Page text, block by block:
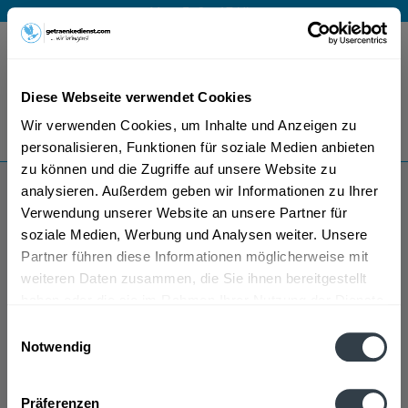
Diese Webseite verwendet Cookies
Wir verwenden Cookies, um Inhalte und Anzeigen zu
personalisieren, Funktionen für soziale Medien anbieten
zu können und die Zugriffe auf unsere Website zu
analysieren. Außerdem geben wir Informationen zu Ihrer
Verwendung unserer Website an unsere Partner für
soziale Medien, Werbung und Analysen weiter. Unsere
Partner führen diese Informationen möglicherweise mit
weiteren Daten zusammen, die Sie ihnen bereitgestellt
Notwendig
Präferenzen
Mo – Fr 9 – 17 Uhr
Menü
Bestellung widerrufen
Es gilt unsere Datenschutzerklärung
Helenas Ouzo
Helenas Ouzo wird in den folgenden Regionen,
Städten, Orten und Postleitzahl-Gebieten geliefert